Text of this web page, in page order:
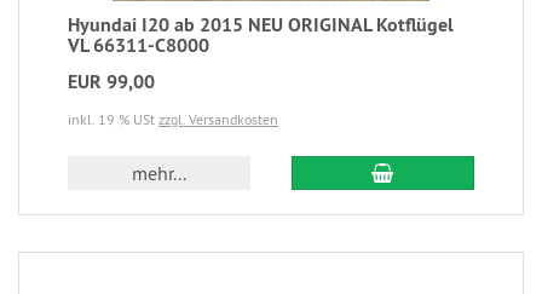
Hyundai I20 ab 2015 NEU ORIGINAL Kotflügel
VL 66311-C8000
EUR 99,00
inkl. 19 % USt zzgl. Versandkosten
mehr...